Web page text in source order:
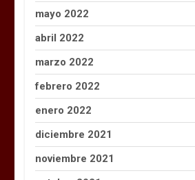
mayo 2022
abril 2022
marzo 2022
febrero 2022
enero 2022
diciembre 2021
noviembre 2021